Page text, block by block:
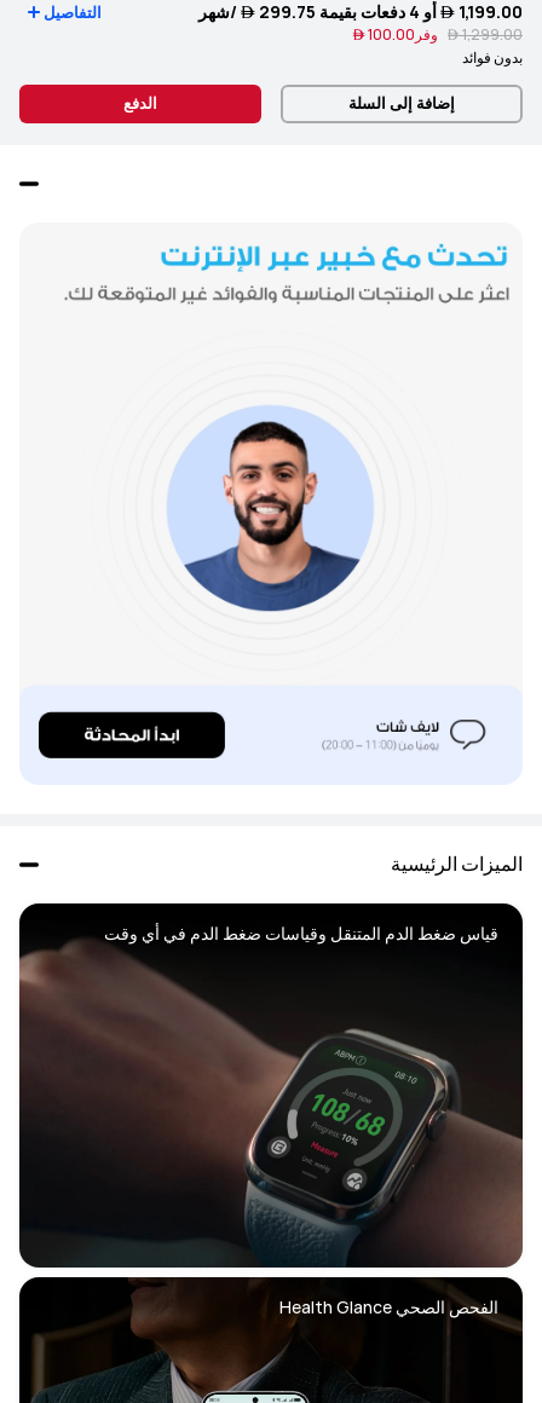
1,199.00 
299.75  /شهر التفاصيل
1,299.00  وفر 100.00 
بدون فوائد
إضافة إلى السلة الدفع
الميزات الرئيسية
قياس ضغط الدم المتنقل وقياسات ضغط الدم في أي وقت
الفحص الصحي Health Glance